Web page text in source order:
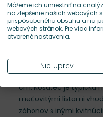
Nároky na slnkoS
Popis
Iris g. 'Samurai Warrior'
s tehlovo-červeným
cm. Kosatec je typická
mečovitými listami
záhonov s inými
Môžeme ich umiestniť na
na zlepšenie našich webových
prispôsobeného obsahu a na
webových stránok. Pre viac
otvorené nastavenia.
Nie, uprav